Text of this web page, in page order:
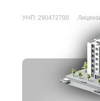
УНП: 290472700